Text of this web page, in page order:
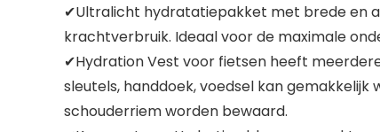
✔Ultralicht hydratatiepakket met brede en
krachtverbruik. Ideaal voor de maximale
✔Hydration Vest voor fietsen heeft
sleutels, handdoek, voedsel kan
schouderriem worden bewaard.